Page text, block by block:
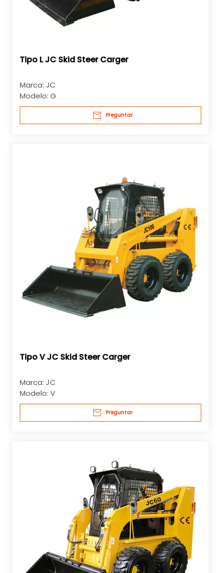
Tipo L JC Skid Steer Carger
Marca: JC
Modelo: G
Preguntar
Tipo V JC Skid Steer Carger
Marca: JC
Modelo: V
Preguntar